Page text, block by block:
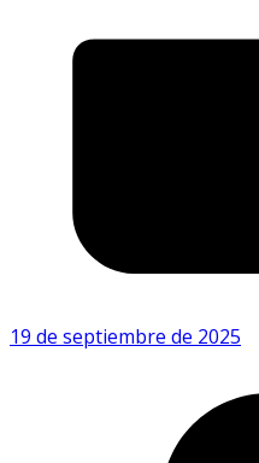
19 de septiembre de 2025